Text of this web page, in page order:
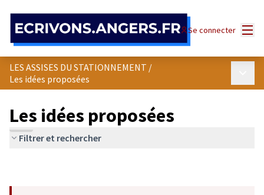
Se connecter
LES ASSISES DU STATIONNEMENT /
Les idées proposées
Les idées proposées
Filtrer et rechercher